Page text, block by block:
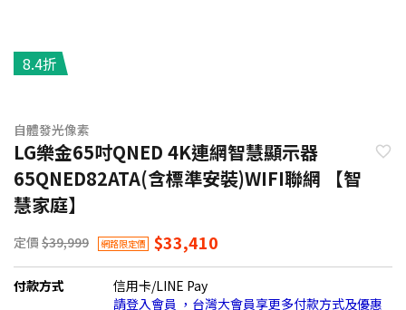
8.4折
自體發光像素
LG樂金65吋QNED 4K連網智慧顯示器
65QNED82ATA(含標準安裝)WIFI聯網 【智
慧家庭】
定價 $39,999 網路限定價 $33,410
付款方式
信用卡/LINE Pay
請登入會員 ，台灣大會員享更多付款方式及優惠